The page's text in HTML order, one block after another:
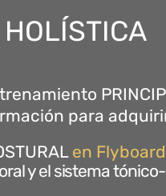
para
en Flyboard
y el sistema